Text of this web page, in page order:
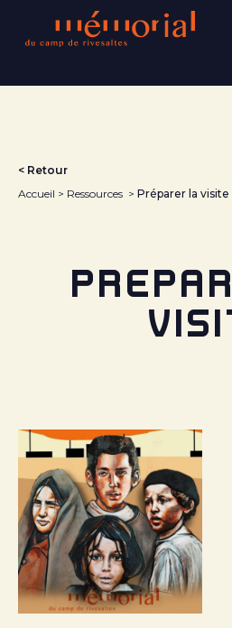
< Retour
Accueil
Ressources Préparer la visite